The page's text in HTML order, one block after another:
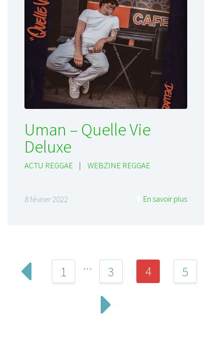
Uman – Quelle Vie
Deluxe
ACTU REGGAE | WEBZINE REGGAE
8 février 2022 En savoir plus
1 … 3 4 5